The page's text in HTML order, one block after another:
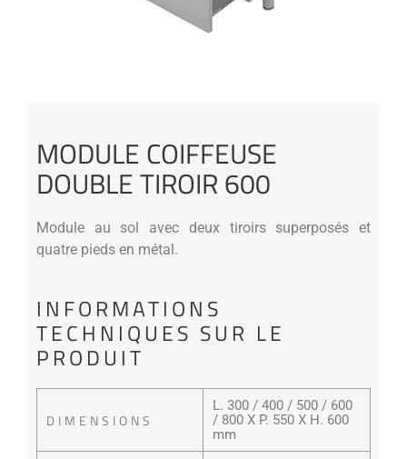
MODULE COIFFEUSE
DOUBLE TIROIR 600
Module au sol avec deux tiroirs superposés et
quatre pieds en métal.
INFORMATIONS
TECHNIQUES SUR LE
PRODUIT
DIMENSIONS
L. 300 / 400 / 500 / 600
/ 800 X P. 550 X H. 600
mm